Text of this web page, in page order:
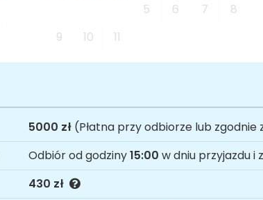
5
6 7
8
9
10 11
5000 zł (Płatna przy odbiorze lub zgodnie
Odbiór od godziny15:00 w dniu przyjazdu i
430 zł